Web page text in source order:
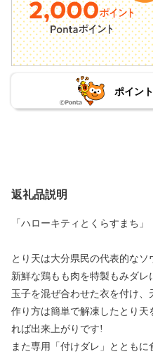
ポイン
返礼品説明
「ハローキティとくらすまち」
とり天は大分県民の代表的なソ
新鮮な鶏もも肉を特製もみダレ
玉子を混ぜ合わせた衣を付け、
作り方は簡単で解凍したとり
れば出来上がりです!
また専用「付けダレ」とともに